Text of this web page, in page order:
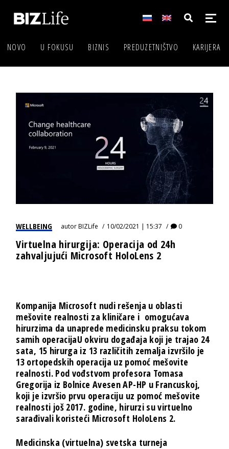
NOVO U FOKUSU BIZNIS PREDUZETNIŠTVO KARIJERA
WELLBEING autorBIZLife 10/02/2021 | 15:37 0
Virtuelna hirurgija: Operacija od 24h
zahvaljujući Microsoft HoloLens 2
Kompanija Microsoft nudi rešenja u oblasti
mešovite realnosti za kliničare i omogućava
hirurzima da unaprede medicinsku praksu tokom
samih operacijaU okviru događaja koji je trajao 24
sata, 15 hirurga iz 13 različitih zemalja izvršilo je
13 ortopedskih operacija uz pomoć mešovite
realnosti. Pod vođstvom profesora Tomasa
Gregorija iz Bolnice Avesen AP-HP u Francuskoj,
koji je izvršio prvu operaciju uz pomoć mešovite
realnosti još 2017. godine, hirurzi su virtuelno
sarađivali koristeći Microsoft HoloLens 2.
Medicinska (virtuelna) svetska turneja